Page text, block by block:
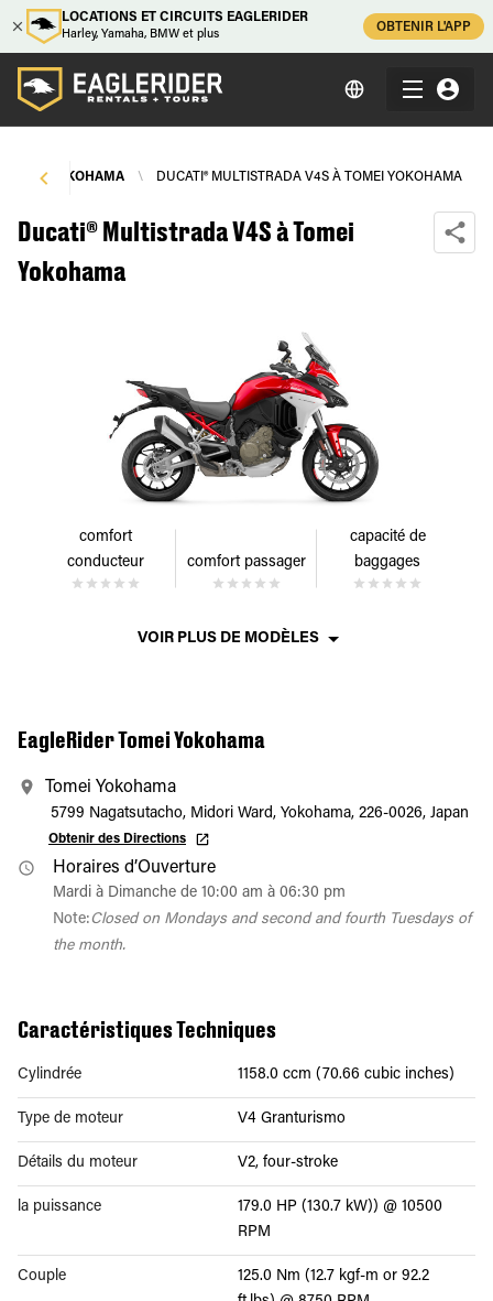
LOCATIONS ET CIRCUITS EAGLERIDER
Harley, Yamaha, BMW et plus
OBTENIR L'APP
TOMEI YOKOHAMA \ DUCATI® MULTISTRADA V4S À TOMEI YOKOHAMA
Ducati® Multistrada V4S à Tomei
Yokohama
comfort
conducteur
comfort passager
capacité de
baggages
VOIR PLUS DE MODÈLES
EagleRider Tomei Yokohama
Tomei Yokohama
5799 Nagatsutacho, Midori Ward, Yokohama, 226-0026, Japan
Obtenir des Directions
Horaires d’Ouverture
Mardi à Dimanche de 10:00 am à 06:30 pm
Note:Closed on Mondays and second and fourth Tuesdays of
the month.
Caractéristiques Techniques
Cylindrée 1158.0 ccm (70.66 cubic inches)
Type de moteur V4 Granturismo
Détails du moteur V2, four-stroke
la puissance
179.0 HP (130.7 kW)) @ 10500
RPM
Couple
125.0 Nm (12.7 kgf-m or 92.2